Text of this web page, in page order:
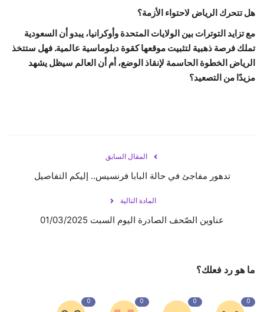
هل تتحرك الرياض لاحتواء الأزمة؟
مع تزايد التوترات بين الولايات المتحدة وأوكرانيا، يبدو أن السعودية
تملك فرصة ذهبية لتثبيت موقعها كقوة دبلوماسية عالمية. فهل ستتخذ
الرياض الخطوة الحاسمة لإنقاذ الوضع، أم أن العالم سيظل يشهد
مزيدًا من التصعيد؟
المقال السابق
تدهور مفاجئ في حالة البابا فرنسيس.. إليكم التفاصيل
المادة التالية
عناوين الصّحف الصادرة اليوم السبت 01/03/2025
ما هو رد فعلك؟
0
0
0
0